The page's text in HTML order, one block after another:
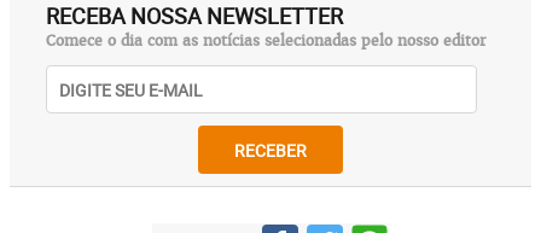
RECEBA NOSSA NEWSLETTER
Comece o dia com as notícias selecionadas pelo nosso editor
RECEBER